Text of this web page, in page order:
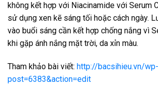
không kết hợp với Niacinamide với Serum
sử dụng xen kẽ sáng tối hoặc cách ngày.
vào buổi sáng cần kết hợp chống nắng vì
khi gặp ánh nắng mặt trời, da xỉn màu.
Tham khảo bài viết: http://bacsihieu.vn/
post=6383&action=edit